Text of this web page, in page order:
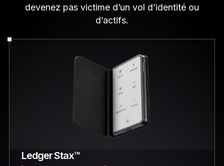
devenez pas victime d’un vol d’identité ou
d’actifs.
Ledger Stax™